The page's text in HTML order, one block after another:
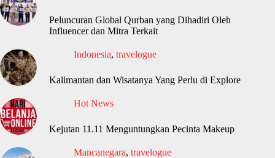
Peluncuran Global Qurban yang Dihadiri Oleh
Influencer dan Mitra Terkait
Indonesia, travelogue
Kalimantan dan Wisatanya Yang Perlu di Explore
Hot News
Kejutan 11.11 Menguntungkan Pecinta Makeup
Mancanegara, travelogue